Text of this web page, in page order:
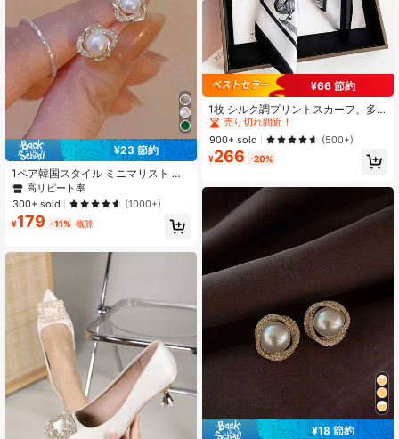
¥23 節約
1ペア韓国スタイル ミニマリスト 多
用途 フェイクパールピアス、女性用
のかわいらしく上品なクリスタル装
飾ピアス
高リピート率
300+ sold
(1000+)
¥179 -11% 概算
¥66 節約
1枚 シルク調プリントスカーフ、多
用途ヘアバンド/ネックスカーフ、フ
ァッションショール、エレガントで
多機能、ドレスのヘアバンドやヘア
タイとしても使えます
#1 ベストセラー
売り切れ間近！
#1 ベストセラー
売り切れ間近！
#1 ベストセラー
売り切れ間近！
#1 ベストセラー
900+ sold (500+)
¥266 -20%
¥18 節約